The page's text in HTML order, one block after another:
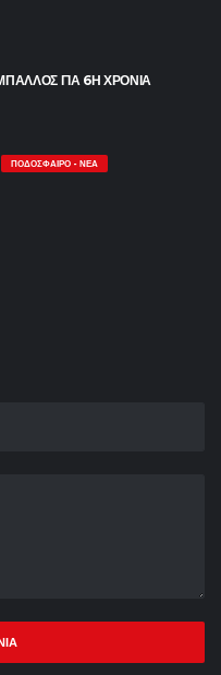
ΓΙΑ 6Η ΧΡΟΝΙΑ
ΠΟΔΌΣΦΑΙΡΟ - ΝΈΑ